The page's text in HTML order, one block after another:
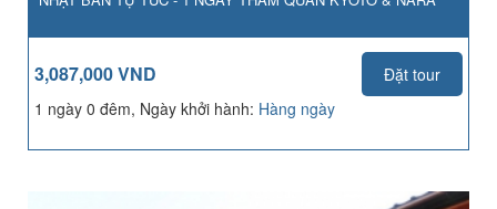
3,087,000 VND
Đặt tour
1 ngày 0 đêm, Ngày khởi hành: Hàng ngày